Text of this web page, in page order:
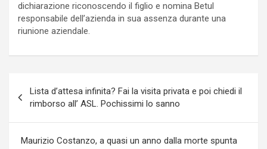
dichiarazione riconoscendo il figlio e nomina Betul
responsabile dell’azienda in sua assenza durante una
riunione aziendale.
articoli
Lista d’attesa infinita? Fai la visita privata e poi chiedi il
rimborso all’ ASL. Pochissimi lo sanno
Maurizio Costanzo, a quasi un anno dalla morte spunta